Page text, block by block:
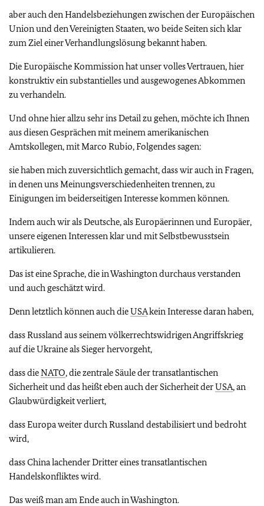
aber auch den Handelsbeziehungen zwischen der Europäischen
Union und den Vereinigten Staaten, wo beide Seiten sich klar
zum Ziel einer Verhandlungslösung bekannt haben.
Die Europäische Kommission hat unser volles Vertrauen, hier
konstruktiv ein substantielles und ausgewogenes Abkommen
zu verhandeln.
Und ohne hier allzu sehr ins Detail zu gehen, möchte ich Ihnen
aus diesen Gesprächen mit meinem amerikanischen
Amtskollegen, mit Marco Rubio, Folgendes sagen:
sie haben mich zuversichtlich gemacht, dass wir auch in Fragen,
in denen uns Meinungsverschiedenheiten trennen, zu
Einigungen im beiderseitigen Interesse kommen können.
Indem auch wir als Deutsche, als Europäerinnen und Europäer,
unsere eigenen Interessen klar und mit Selbstbewusstsein
artikulieren.
Das ist eine Sprache, die in Washington durchaus verstanden
und auch geschätzt wird.
Denn letztlich können auch dieUSAkein Interesse daran haben,
dass Russland aus seinem völkerrechtswidrigen Angriffskrieg
auf die Ukraine als Sieger hervorgeht,
dass dieNATO, die zentrale Säule der transatlantischen
Sicherheit und das heißt eben auch der Sicherheit derUSA, an
Glaubwürdigkeit verliert,
dass Europa weiter durch Russland destabilisiert und bedroht
wird,
dass China lachender Dritter eines transatlantischen
Handelskonfliktes wird.
Das weiß man am Ende auch in Washington.